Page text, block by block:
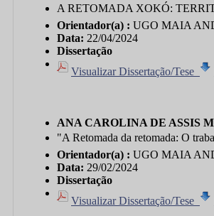
A RETOMADA XOKÓ:
Orientador(a) : UGO MAIA
Data: 22/04/2024
Dissertação
Visualizar Dissertação/Tese
ANA CAROLINA DE ASSIS
"A Retomada da retomada: O
Orientador(a) : UGO MAIA
Data: 29/02/2024
Dissertação
Visualizar Dissertação/Tese